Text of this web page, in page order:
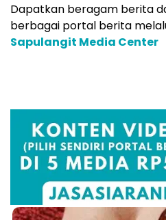
Dapatkan beragam berita
berbagai portal berita
Sapulangit Media Center